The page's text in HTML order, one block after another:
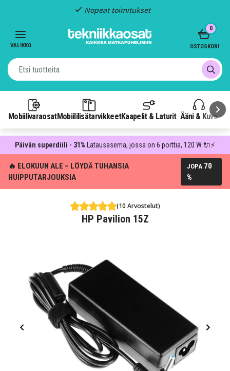
Nopeat toimitukset
VALIKKO
MobiilivaraosatMobiililisätarvikkeetKaapelit & Laturit Ääni & Kuva
0
OSTOSKORI
Päivän superdiili - 31% Latausasema, jossa on 6 porttia, 120 W 🔌⚡
🔥 ELOKUUN ALE – LÖYDÄ TUHANSIA
HUIPPUTARJOUKSIA
JOPA 70
%
(10 Arvostelut)
HP Pavilion 15Z